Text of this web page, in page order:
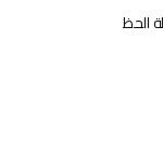
خريطة الحظ